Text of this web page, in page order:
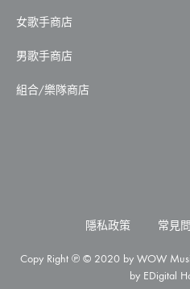
女歌手商店
男歌手商店
組合/樂隊商店
Copy Right ℗ © 2020 by WOW
by EDigital
隱私政策 常見